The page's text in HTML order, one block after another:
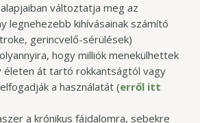
változtatja meg az
legnehezebb kihívásainak számító
gerincvelő-sérülések)
hogy milliók menekülhettek
életen át tartó rokkantságtól vagy
a használatát (erről itt
a krónikus fájdalomra, sebekre